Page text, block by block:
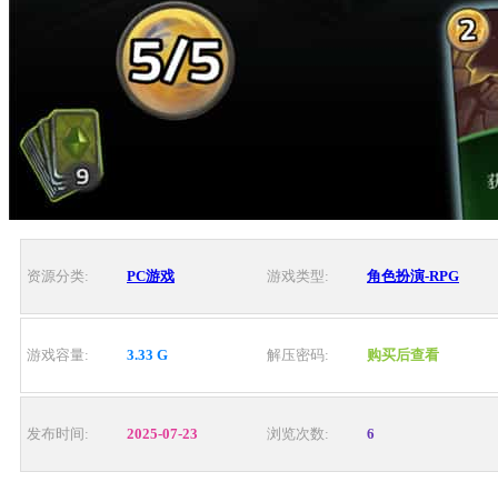
资源分类: PC游戏 游戏类型: 角色扮演-RPG
游戏容量: 3.33 G 解压密码: 购买后查看
发布时间: 2025-07-23 浏览次数: 6